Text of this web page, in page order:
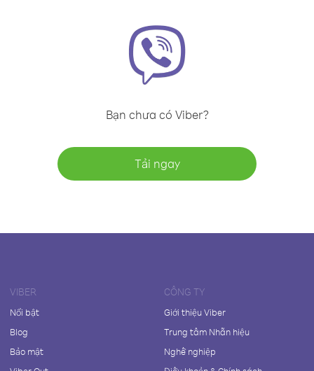
Bạn chưa có Viber?
Tải ngay
VIBER
Nổi bật
Blog
Bảo mật
CÔNG TY
Giới thiệu Viber
Trung tâm Nhãn hiệu
Nghề nghiệp